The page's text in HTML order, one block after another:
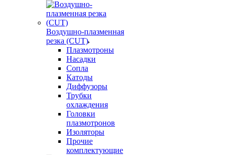
Воздушно-плазменная
резка (CUT)
Плазмотроны
Насадки
Сопла
Катоды
Диффузоры
Трубки
охлаждения
Головки
плазмотронов
Изоляторы
Прочие
комплектующие